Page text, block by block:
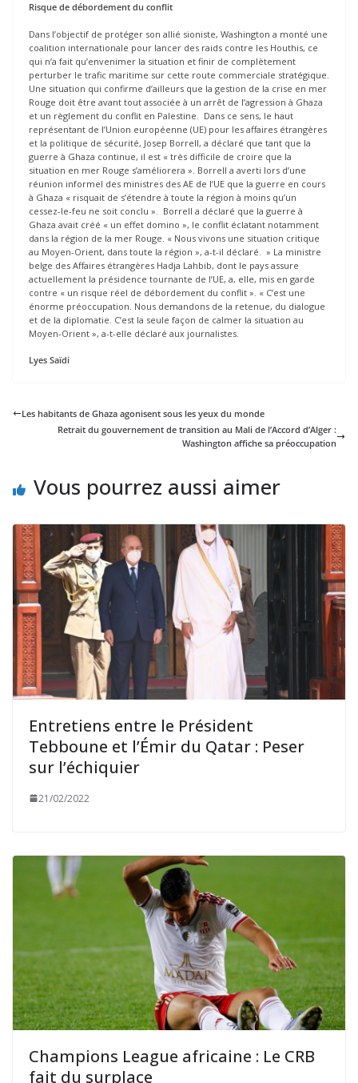
Risque de débordement du conflit
Dans l’objectif de protéger son allié sioniste, Washington a monté une
coalition internationale pour lancer des raids contre les Houthis, ce
qui n’a fait qu’envenimer la situation et finir de complètement
perturber le trafic maritime sur cette route commerciale stratégique.
Une situation qui confirme d’ailleurs que la gestion de la crise en mer
Rouge doit être avant tout associée à un arrêt de l’agression à Ghaza
et un règlement du conflit en Palestine. Dans ce sens, le haut
représentant de l’Union européenne (UE) pour les affaires étrangères
et la politique de sécurité, Josep Borrell, a déclaré que tant que la
guerre à Ghaza continue, il est « très difficile de croire que la
situation en mer Rouge s’améliorera ». Borrell a averti lors d’une
réunion informel des ministres des AE de l’UE que la guerre en cours
à Ghaza « risquait de s’étendre à toute la région à moins qu’un
cessez-le-feu ne soit conclu ». Borrell a déclaré que la guerre à
Ghaza avait créé « un effet domino », le conflit éclatant notamment
dans la région de la mer Rouge. « Nous vivons une situation critique
au Moyen-Orient, dans toute la région », a-t-il déclaré. » La ministre
belge des Affaires étrangères Hadja Lahbib, dont le pays assure
actuellement la présidence tournante de l’UE, a, elle, mis en garde
contre « un risque réel de débordement du conflit ». « C’est une
énorme préoccupation. Nous demandons de la retenue, du dialogue
et de la diplomatie. C’est la seule façon de calmer la situation au
Moyen-Orient », a-t-elle déclaré aux journalistes.
Lyes Saïdi
Les habitants de Ghaza agonisent sous les yeux du monde
Retrait du gouvernement de transition au Mali de l’Accord d’Alger :
Washington affiche sa préoccupation
Vous pourrez aussi aimer
Entretiens entre le Président
Tebboune et l’Émir du Qatar : Peser
sur l’échiquier
21/02/2022
Champions League africaine : Le CRB
fait du surplace